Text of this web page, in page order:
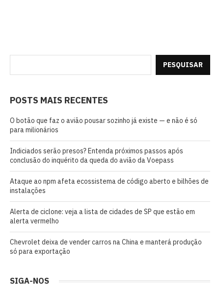
PESQUISAR
POSTS MAIS RECENTES
O botão que faz o avião pousar sozinho já existe — e não é só
para milionários
Indiciados serão presos? Entenda próximos passos após
conclusão do inquérito da queda do avião da Voepass
Ataque ao npm afeta ecossistema de código aberto e bilhões de
instalações
Alerta de ciclone: veja a lista de cidades de SP que estão em
alerta vermelho
Chevrolet deixa de vender carros na China e manterá produção
só para exportação
SIGA-NOS